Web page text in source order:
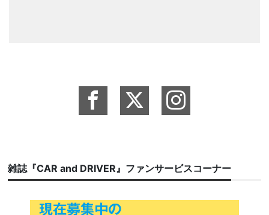
雑誌『CAR and DRIVER』ファンサービスコーナー